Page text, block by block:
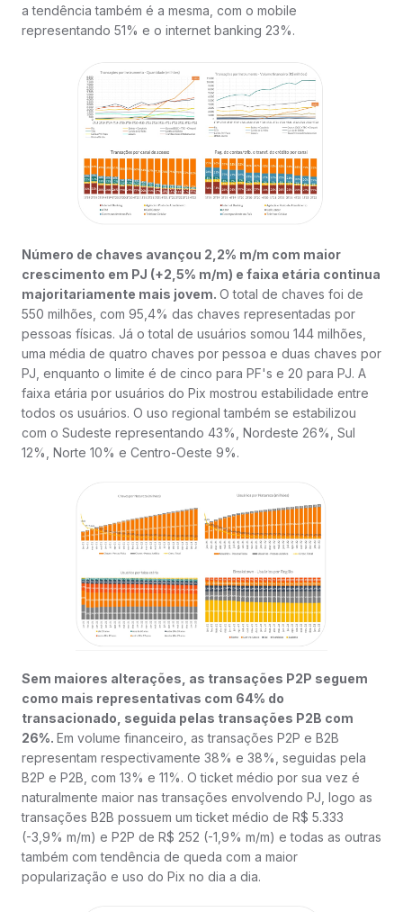
a tendência também é a mesma, com o mobile
representando 51% e o internet banking 23%.
Número de chaves avançou 2,2% m/m com maior
crescimento em PJ (+2,5% m/m) e faixa etária continua
majoritariamente mais jovem. O total de chaves foi de
550 milhões, com 95,4% das chaves representadas por
pessoas físicas. Já o total de usuários somou 144 milhões,
uma média de quatro chaves por pessoa e duas chaves por
PJ, enquanto o limite é de cinco para PF's e 20 para PJ. A
faixa etária por usuários do Pix mostrou estabilidade entre
todos os usuários. O uso regional também se estabilizou
com o Sudeste representando 43%, Nordeste 26%, Sul
12%, Norte 10% e Centro-Oeste 9%.
Sem maiores alterações, as transações P2P seguem
como mais representativas com 64% do
transacionado, seguida pelas transações P2B com
26%. Em volume financeiro, as transações P2P e B2B
representam respectivamente 38% e 38%, seguidas pela
B2P e P2B, com 13% e 11%. O ticket médio por sua vez é
naturalmente maior nas transações envolvendo PJ, logo as
transações B2B possuem um ticket médio de R$ 5.333
(-3,9% m/m) e P2P de R$ 252 (-1,9% m/m) e todas as outras
também com tendência de queda com a maior
popularização e uso do Pix no dia a dia.